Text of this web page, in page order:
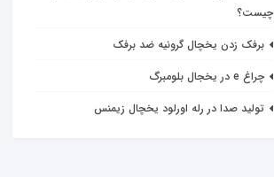
چیست؟
برفک زدن یخچال گرونیه ضد برفک
چراغ e در یخجال بلومبرگ
تولید صدا در رله اورلود یخچال زیمنس